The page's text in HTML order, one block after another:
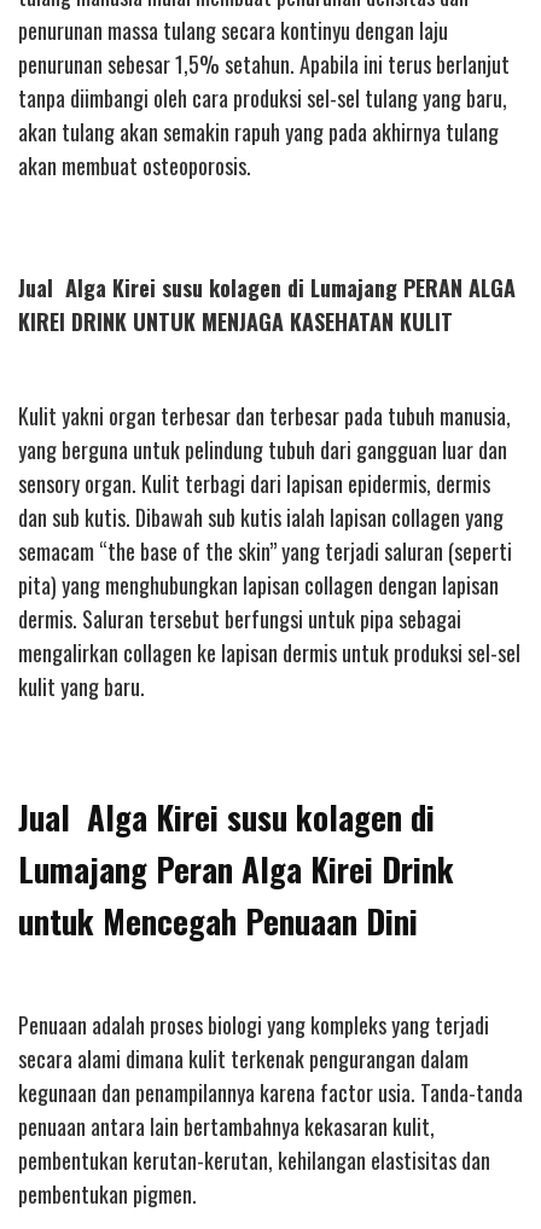
penurunan massa tulang secara kontinyu dengan laju
penurunan sebesar 1,5% setahun. Apabila ini terus berlanjut
tanpa diimbangi oleh cara produksi sel-sel tulang yang baru,
akan tulang akan semakin rapuh yang pada akhirnya tulang
akan membuat osteoporosis.
Jual Alga Kirei susu kolagen di Lumajang PERAN ALGA
KIREI DRINK UNTUK MENJAGA KASEHATAN KULIT
Kulit yakni organ terbesar dan terbesar pada tubuh manusia,
yang berguna untuk pelindung tubuh dari gangguan luar dan
sensory organ. Kulit terbagi dari lapisan epidermis, dermis
dan sub kutis. Dibawah sub kutis ialah lapisan collagen yang
semacam “the base of the skin” yang terjadi saluran (seperti
pita) yang menghubungkan lapisan collagen dengan lapisan
dermis. Saluran tersebut berfungsi untuk pipa sebagai
mengalirkan collagen ke lapisan dermis untuk produksi sel-sel
kulit yang baru.
Jual Alga Kirei susu kolagen di
Lumajang Peran Alga Kirei Drink
untuk Mencegah Penuaan Dini
Penuaan adalah proses biologi yang kompleks yang terjadi
secara alami dimana kulit terkenak pengurangan dalam
kegunaan dan penampilannya karena factor usia. Tanda-tanda
penuaan antara lain bertambahnya kekasaran kulit,
pembentukan kerutan-kerutan, kehilangan elastisitas dan
pembentukan pigmen.